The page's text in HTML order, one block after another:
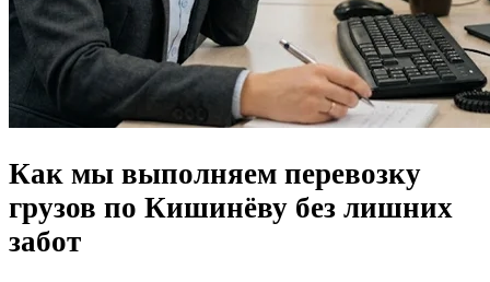
Как мы выполняем перевозку
грузов по Кишинёву без лишних
забот